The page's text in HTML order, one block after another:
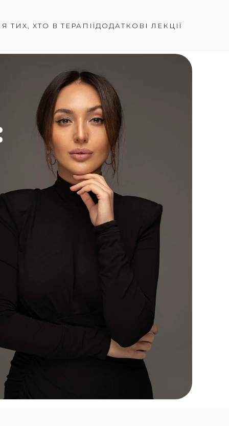
ТИХ, ХТО В ТЕРАПІЇДОДАТКОВІ ЛЕКЦІЇ